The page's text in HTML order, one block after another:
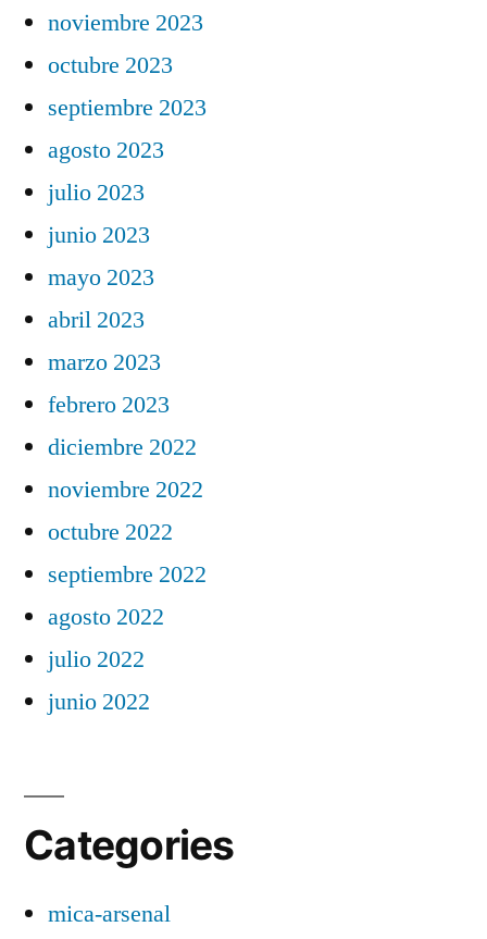
noviembre 2023
octubre 2023
septiembre 2023
agosto 2023
julio 2023
junio 2023
mayo 2023
abril 2023
marzo 2023
febrero 2023
diciembre 2022
noviembre 2022
octubre 2022
septiembre 2022
agosto 2022
julio 2022
junio 2022
Categories
mica-arsenal